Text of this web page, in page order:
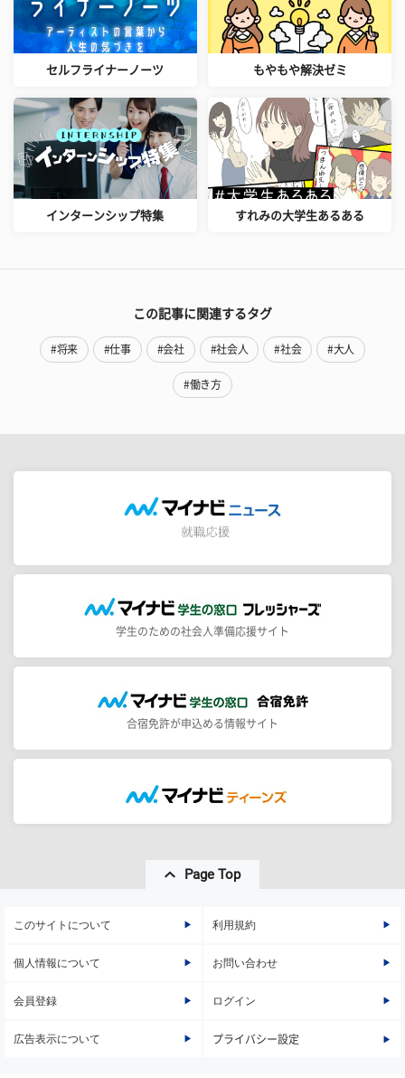
セルフライナーノーツ もやもや解決ゼミ
インターンシップ特集 すれみの大学生あるある
この記事に関連するタグ
#将来 #仕事 #会社 #社会人 #社会 #大人
#働き方
学生のための社会人準備応援サイト
合宿免許が申込める情報サイト
Page Top
このサイトについて 利用規約
個人情報について お問い合わせ
会員登録 ログイン
広告表示について プライバシー設定